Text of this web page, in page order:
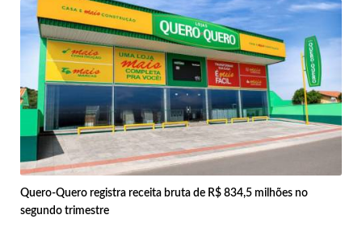
Quero-Quero registra receita bruta de R$ 834,5 milhões no
segundo trimestre